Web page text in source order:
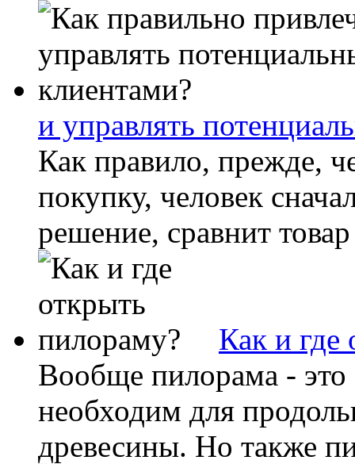
и управлять
Как правило, прежде,
покупку, человек
решение, сравнит
Как и где
Вообще пилорама - это
необходим для
древесины. Но также